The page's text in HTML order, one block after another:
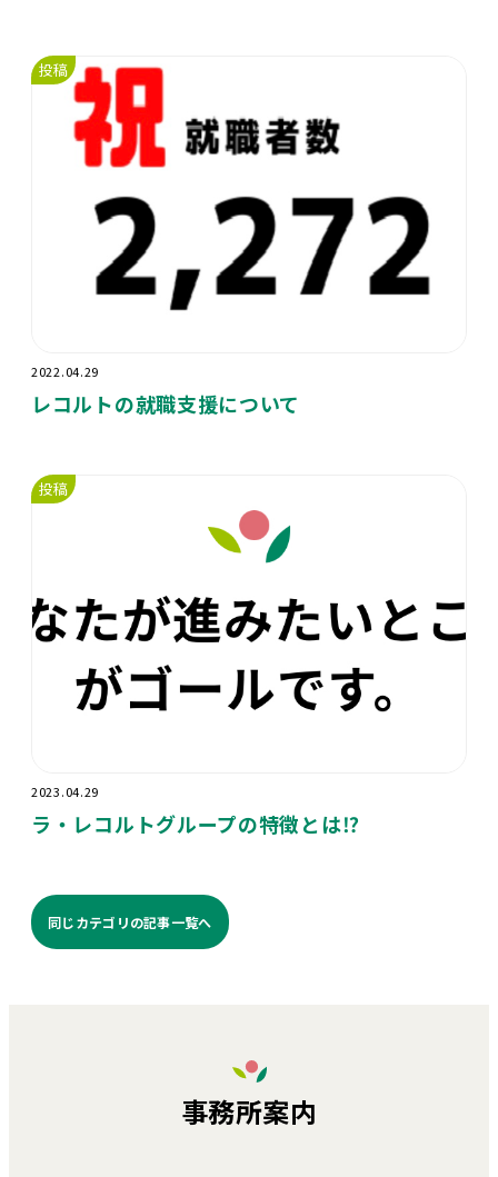
投稿
2022.04.29
レコルトの就職支援について
投稿
2023.04.29
ラ・レコルトグループの特徴とは⁉️
同じカテゴリの記事⼀覧へ
事務所案内